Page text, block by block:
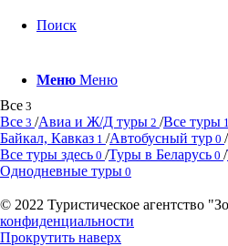
Поиск
Меню Меню
Все 3
Все 3 /Авиа и Ж/Д туры 2 /Все туры 1
Байкал, Кавказ 1 /Автобусный тур 0 /
Все туры здесь 0 /Туры в Беларусь 0 /
Однодневные туры 0
© 2022 Туристическое агентство
конфиденциальности
Прокрутить наверх